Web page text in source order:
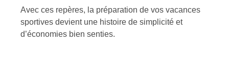
Avec ces repères, la préparation de vos vacances
sportives devient une histoire de simplicité et
d’économies bien senties.